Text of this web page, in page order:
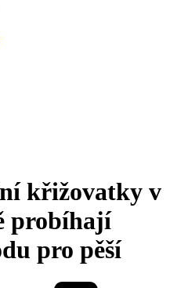
křižovatky v
probíhají
pro pěší